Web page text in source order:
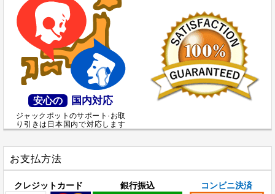
安心の 国内対応
ジャックポットのサポート·お取
り引きは日本国内で対応します
お支払方法
クレジットカード 銀行振込 コンビニ決済